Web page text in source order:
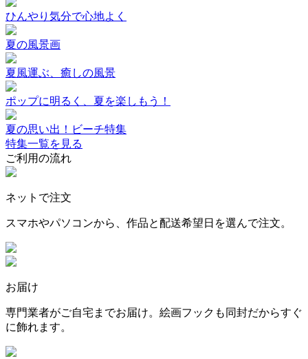
ひんやり気分で心地よく
夏の風景画
夏風運ぶ、癒しの風景
ポップに明るく、夏を楽しもう！
夏の思い出！ビーチ特集
特集一覧を見る
ご利用の流れ
ネットで注文
スマホやパソコンから、作品と配送希望日を選んで注文。
お届け
専門業者がご自宅までお届け。絵画フックも同封だからすぐ
に飾れます。